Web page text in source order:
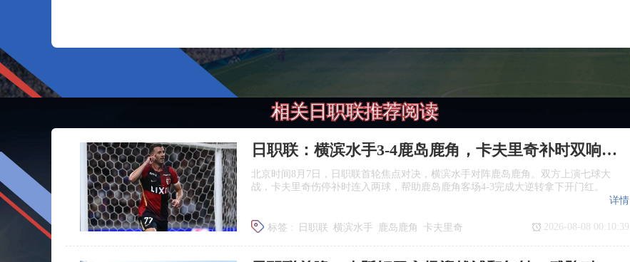
相关日职联推荐阅读
日职联：横滨水手3‑4鹿岛鹿角，卡夫里奇补时双响上演逆转绝杀
北京时间8月7日，日职联首轮焦点对决，横滨水手对阵鹿岛鹿角。双方上演七球大
战，卡夫里奇伤停补时连入两球，帮助鹿岛鹿角客场4‑3完成大逆转拿下开门红。
标签 : 日职联 横滨水手 鹿岛鹿角 卡夫里奇
详情
2026-08-08 00:10:39